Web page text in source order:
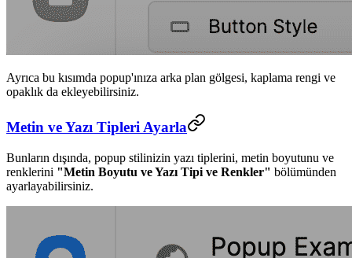
Ayrıca bu kısımda popup'ınıza arka plan gölgesi, kaplama rengi ve
opaklık da ekleyebilirsiniz.
Metin ve Yazı Tipleri Ayarla
Bunların dışında, popup stilinizin yazı tiplerini, metin boyutunu ve
renklerini "Metin Boyutu ve Yazı Tipi ve Renkler" bölümünden
ayarlayabilirsiniz.